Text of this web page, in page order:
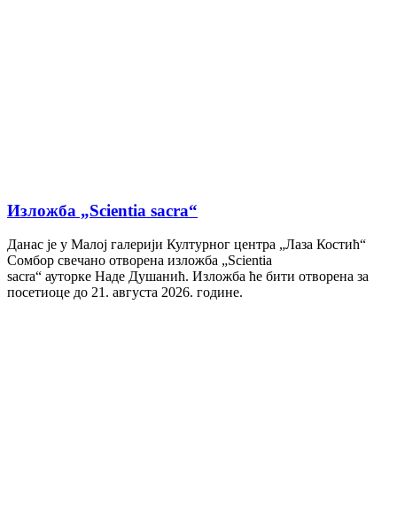
Изложба „Scientia sacra“
Данас је у Малој галерији Културног центра „Лаза Костић“
Сомбор свечано отворена изложба „Scientia
sacra“ ауторке Наде Душанић. Изложба ће бити отворена за
посетиоце до 21. августа 2026. године.